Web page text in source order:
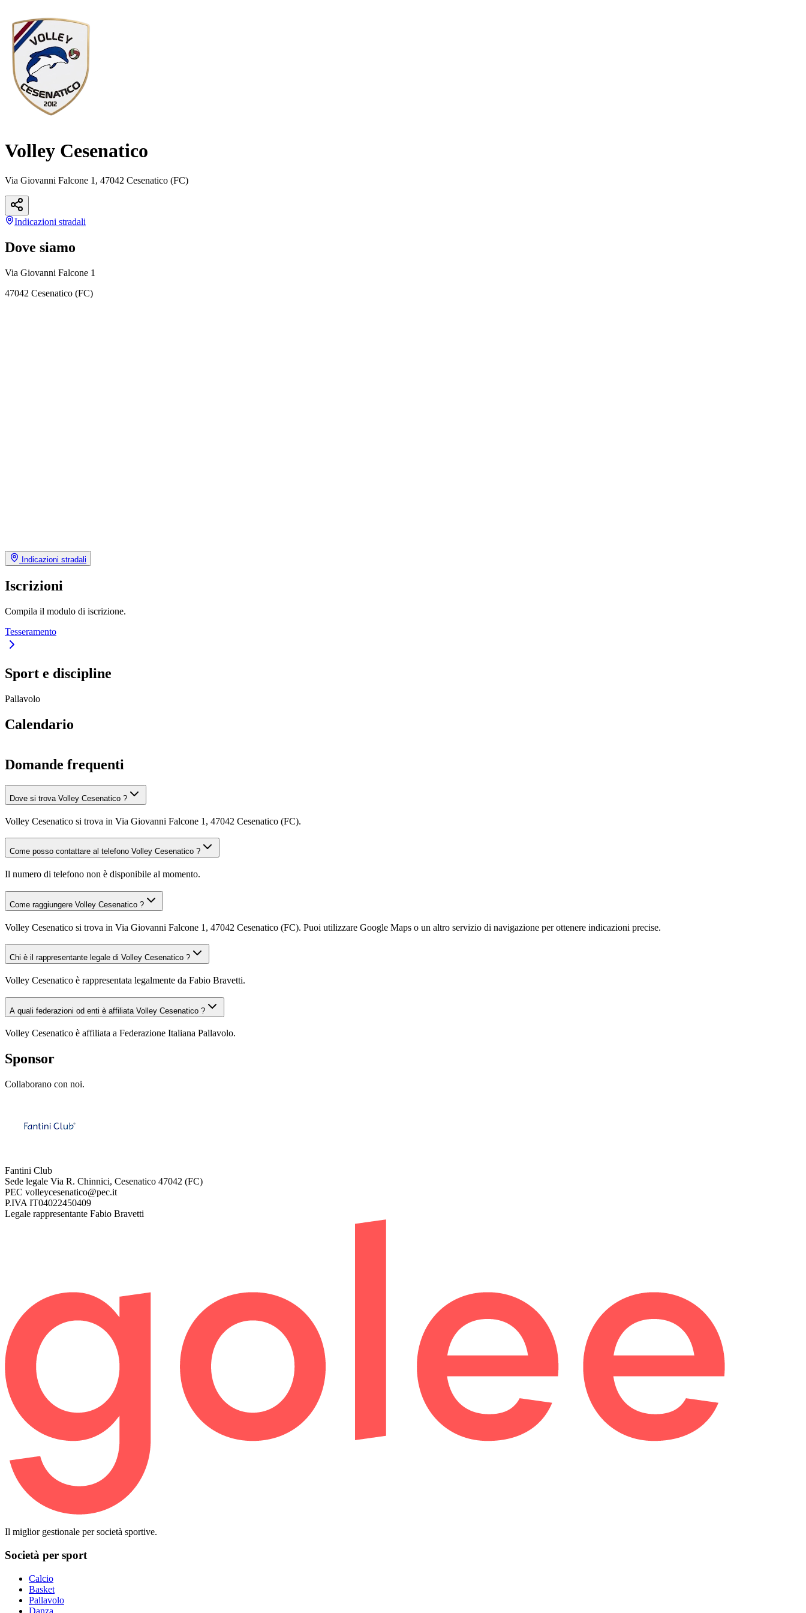
Volley Cesenatico
Via Giovanni Falcone 1, 47042 Cesenatico (FC)
Indicazioni stradali
Dove siamo
Via Giovanni Falcone 1
47042 Cesenatico (FC)
Indicazioni stradali
Iscrizioni
Compila il modulo di iscrizione.
Tesseramento
Sport e discipline
Pallavolo
Calendario
Domande frequenti
Dove si trova Volley Cesenatico ?
Volley Cesenatico si trova in Via Giovanni Falcone 1, 47042 Cesenatico (FC).
Come posso contattare al telefono Volley Cesenatico ?
Il numero di telefono non è disponibile al momento.
Come raggiungere Volley Cesenatico ?
Volley Cesenatico si trova in Via Giovanni Falcone 1, 47042 Cesenatico (FC). Puoi utilizzare Google Maps o un altro servizio di navigazione per ottenere indicazioni precise.
Chi è il rappresentante legale di Volley Cesenatico ?
Volley Cesenatico è rappresentata legalmente da Fabio Bravetti.
A quali federazioni od enti è affiliata Volley Cesenatico ?
Volley Cesenatico è affiliata a Federazione Italiana Pallavolo.
Sponsor
Collaborano con noi.
Fantini Club
Sede legale Via R. Chinnici, Cesenatico 47042 (FC)
PEC volleycesenatico@pec.it
P.IVA IT04022450409
Legale rappresentante Fabio Bravetti
Il miglior gestionale per società sportive.
Società per sport
Calcio
Basket
Pallavolo
Danza